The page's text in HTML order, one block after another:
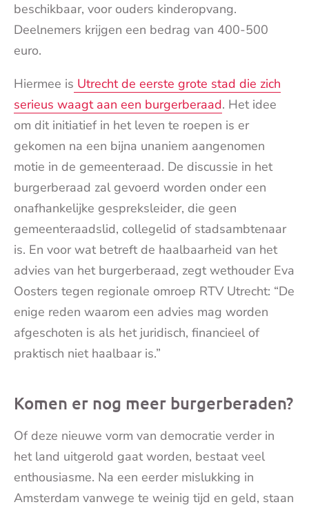
beschikbaar, voor ouders kinderopvang.
Deelnemers krijgen een bedrag van 400-500
euro.
Hiermee is Utrecht de eerste grote stad die zich
serieus waagt aan een burgerberaad. Het idee
om dit initiatief in het leven te roepen is er
gekomen na een bijna unaniem aangenomen
motie in de gemeenteraad. De discussie in het
burgerberaad zal gevoerd worden onder een
onafhankelijke gespreksleider, die geen
gemeenteraadslid, collegelid of stadsambtenaar
is. En voor wat betreft de haalbaarheid van het
advies van het burgerberaad, zegt wethouder Eva
Oosters tegen regionale omroep RTV Utrecht: “De
enige reden waarom een advies mag worden
afgeschoten is als het juridisch, financieel of
praktisch niet haalbaar is.”
Komen er nog meer burgerberaden?
Of deze nieuwe vorm van democratie verder in
het land uitgerold gaat worden, bestaat veel
enthousiasme. Na een eerder mislukking in
Amsterdam vanwege te weinig tijd en geld, staan